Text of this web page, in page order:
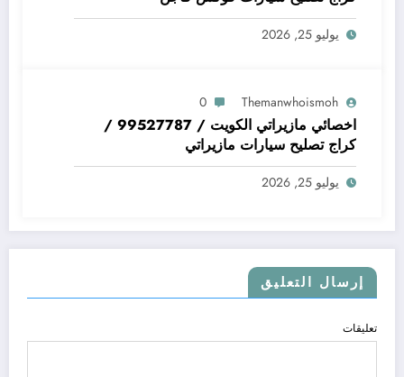
يوليو 25, 2026
Themanwhoismoh
0
اخصائي مازيراتي الكويت / 99527787 /
كراج تصليح سيارات مازيراتي
يوليو 25, 2026
إرسال التعليق
تعليقات